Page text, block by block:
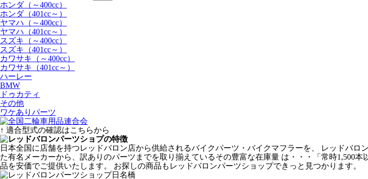
ホンダ（～400cc）
ホンダ（401cc～）
ヤマハ（～400cc）
ヤマハ（401cc～）
スズキ（～400cc）
スズキ（401cc～）
カワサキ（～400cc）
カワサキ（401cc～）
ハーレー
BMW
ドゥカティ
その他
ワケありパーツ
↑ 適合型式の確認はこちらから
日本全国に店舗を持つレッドバロン店から供給されるバイクパーツ・バイクマフラーを、 レッドバ
た有名メーカーから、訳ありのパーツまでを取り揃えているその豊富な在庫量 は・・・「常時1,500
品を安価でご提供いたします。 お探しの商品もレッドバロンパーツショップできっと見つかります。